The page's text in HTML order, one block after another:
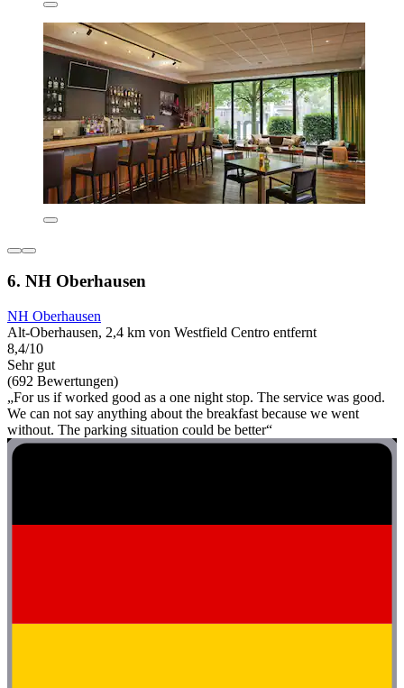
6. NH Oberhausen
NH Oberhausen
Alt-Oberhausen, 2,4 km von Westfield Centro entfernt
8,4/10
Sehr gut
(692 Bewertungen)
„For us if worked good as a one night stop. The service was good.
We can not say anything about the breakfast because we went
without. The parking situation could be better“